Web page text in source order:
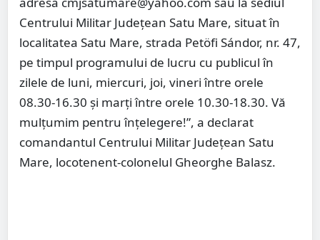
Centrului Militar Județean Satu Mare, situat în
localitatea Satu Mare, strada Petöfi Sándor, nr. 47,
pe timpul programului de lucru cu publicul în
zilele de luni, miercuri, joi, vineri între orele
08.30-16.30 și marți între orele 10.30-18.30. Vă
mulțumim pentru înțelegere!”, a declarat
comandantul Centrului Militar Județean Satu
Mare, locotenent-colonelul Gheorghe Balasz.